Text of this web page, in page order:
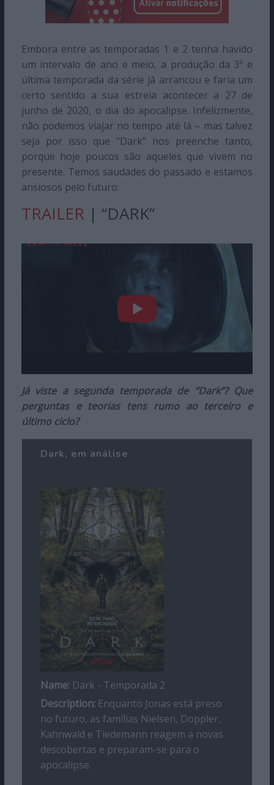
Embora entre as temporadas 1 e 2 tenha havido
um intervalo de ano e meio, a produção da 3ª e
última temporada da série já arrancou e faria um
certo sentido a sua estreia acontecer a 27 de
junho de 2020, o dia do apocalipse. Infelizmente,
não podemos viajar no tempo até lá – mas talvez
seja por isso que “Dark” nos preenche tanto,
porque hoje poucos são aqueles que vivem no
presente. Temos saudades do passado e estamos
ansiosos pelo futuro.
TRAILER | “DARK”
Já viste a segunda temporada de “Dark”? Que
perguntas e teorias tens rumo ao terceiro e
último ciclo?
Dark, em análise
Name:Dark - Temporada 2
Description:Enquanto Jonas está preso
no futuro, as famílias Nielsen, Doppler,
Kahnwald e Tiedemann reagem a novas
descobertas e preparam-se para o
apocalipse.